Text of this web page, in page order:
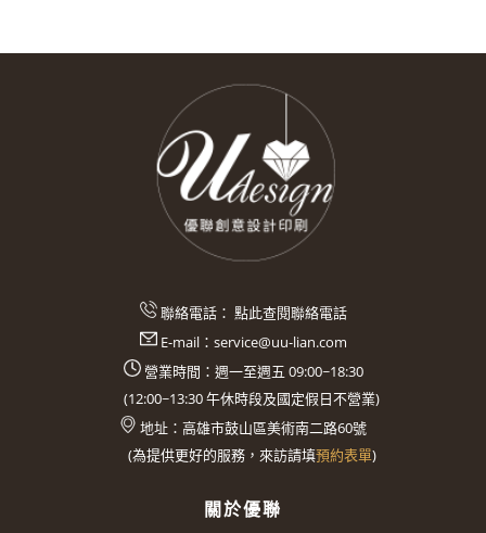
聯絡電話： 點此查閱聯絡電話
E-mail： service@uu-lian.com
營業時間：週一至週五 09:00~18:30
(12:00~13:30午休時段及國定假日不營業)
地址： 高雄市鼓山區美術南二路60號
(為提供更好的服務，來訪請填預約表單)
關於優聯